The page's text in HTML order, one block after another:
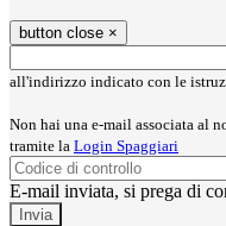
button close ×
all'indirizzo indicato con le
Non hai una e-mail associata al
tramite la Login Spaggiari
E-mail inviata, si prega di